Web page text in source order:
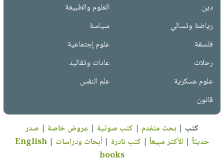
دين
العلوم والطبيعة
رياضة وتسالي
سياسة
فلسفة
علوم إجتماعية
رحلات
عادات وتقاليد
علوم عسكرية
علم النفس
قانون
كتب | بحث متقدم | كتب صوتية | عروض خاصة | صدر
حديثاً |الأكثر مبيعاً | كتب نادرة |أبحاث ودراسات |
English
books